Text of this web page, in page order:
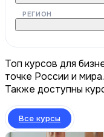
РЕГИОН
Топ курсов для
точке России и
Также доступны
Все курсы